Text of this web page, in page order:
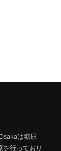
は糖尿
を行っており